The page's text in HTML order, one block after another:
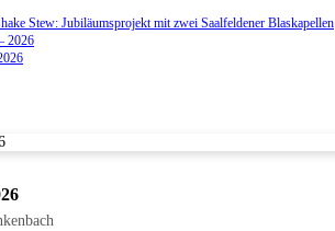
Stew: Jubiläumsprojekt mit zwei Saalfeldener Blaskapellen
2026